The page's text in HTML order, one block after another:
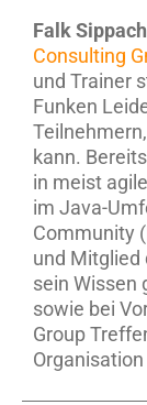
Falk Sippach
Consulting
und Trainer
Funken
kann.
in meist
im Java-
Community
und Mitglied
sein Wissen
sowie bei
Group